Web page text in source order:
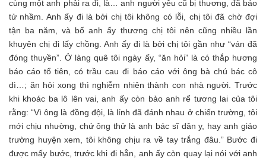
cùng một anh phải ra đi, là… anh người yêu cũ bị thương, đã báo
tử nhầm. Anh ấy đi là bởi chị tôi không có lỗi, chị tôi đã chờ đợi
tận ba năm, và bố anh ấy thương chị tôi nên cũng nhiều lần
khuyên chị đi lấy chồng. Anh ấy đi là bởi chị tôi gần như “ván đã
đóng thuyền”. Ở làng quê tôi ngày ấy, “ăn hỏi” là có thắp hương
báo cáo tổ tiên, có trầu cau đi báo cáo với ông bà chú bác cô
dì…; ăn hỏi xong thì nghiễm nhiên thành con nhà người. Trước
khi khoác ba lô lên vai, anh ấy còn bảo anh rể tương lai của tôi
rằng: “Vì ông là đồng đội, là lính đã đánh nhau ở chiến trường, tôi
mới chịu nhường, chứ ông thử là anh bác sĩ dân y, hay anh giáo
trường huyện xem, tôi không chịu ra về tay trắng đâu.” Bước đi
được mấy bước, trước khi đi hẳn, anh ấy còn quay lại nói với anh